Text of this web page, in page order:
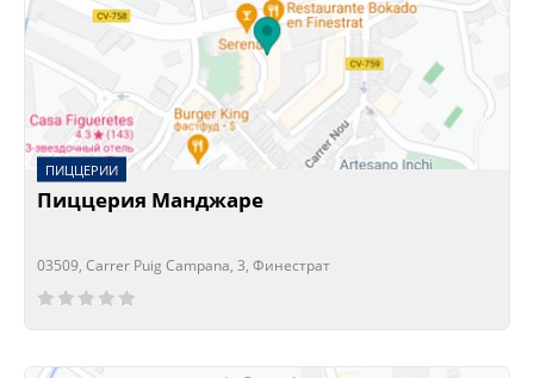
ПИЦЦЕРИИ
Пиццерия Манджаре
03509, Carrer Puig Campana, 3, Финестрат
Сейчас открыто!
Сейчас закрыто!